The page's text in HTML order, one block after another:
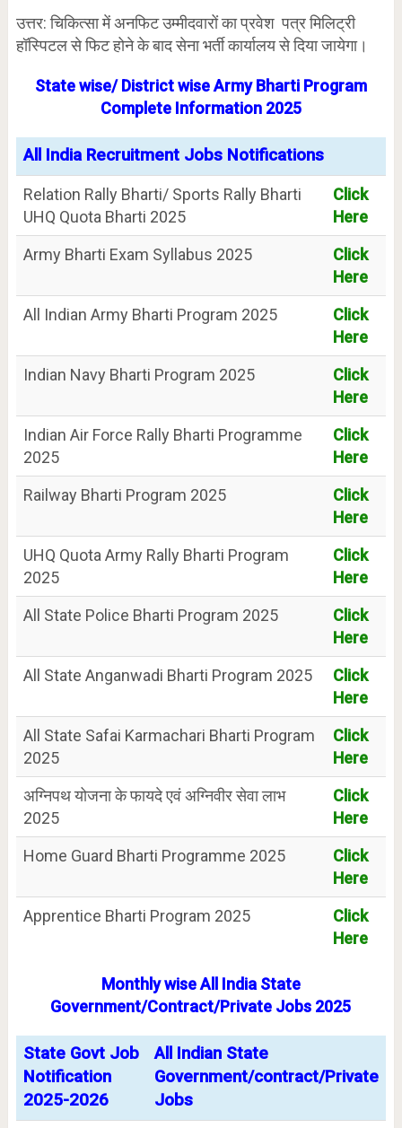
उत्तर: चिकित्सा में अनफिट उम्मीदवारों का प्रवेश पत्र मिलिट्री
हॉस्पिटल से फिट होने के बाद सेना भर्ती कार्यालय से दिया जायेगा।
State wise/ District wise Army Bharti Program
Complete Information 2025
All India Recruitment Jobs Notifications
Relation Rally Bharti/ Sports Rally Bharti
UHQ Quota Bharti 2025
Click
Here
Army Bharti Exam Syllabus 2025
Click
Here
All Indian Army Bharti Program 2025
Click
Here
Indian Navy Bharti Program 2025
Click
Here
Indian Air Force Rally Bharti Programme
2025
Click
Here
Railway Bharti Program 2025
Click
Here
UHQ Quota Army Rally Bharti Program
2025
Click
Here
All State Police Bharti Program 2025
Click
Here
All State Anganwadi Bharti Program 2025
Click
Here
All State Safai Karmachari Bharti Program
2025
Click
Here
अग्निपथ योजना के फायदे एवं अग्निवीर सेवा लाभ
2025
Click
Here
Home Guard Bharti Programme 2025
Click
Here
Apprentice Bharti Program 2025
Click
Here
Monthly wise All India State
Government/Contract/Private Jobs 2025
State Govt Job
Notification
2025-2026
All Indian State
Government/contract/Private
Jobs